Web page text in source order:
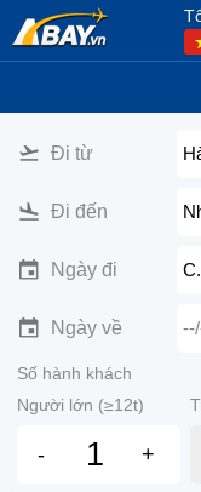
Đi từ
Đi đến
Ngày đi
Ngày về
Số hành khách
Người lớn (≥12t)
- +